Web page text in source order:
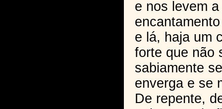
e nos levem
encantamento
e lá, haja um
forte que não
sabiamente
enverga e se
De repente,